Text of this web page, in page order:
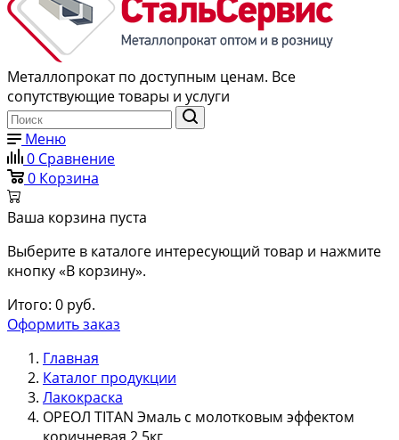
Металлопрокат по доступным ценам. Все
сопутствующие товары и услуги
Меню
0 Сравнение
0 Корзина
Ваша корзина пуста
Выберите в каталоге интересующий товар и нажмите
кнопку «В корзину».
Итого: 0 руб.
Оформить заказ
Главная
Каталог продукции
Лакокраска
ОРЕОЛ TITAN Эмаль с молотковым эффектом